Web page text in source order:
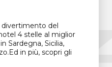
divertimento del
4 stelle al miglior
Sardegna, Sicilia,
in più, scopri gli